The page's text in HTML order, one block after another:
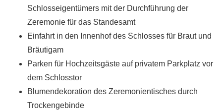
Schlosseigentümers mit der Durchführung der
Zeremonie für das Standesamt
Einfahrt in den Innenhof des Schlosses für Braut und
Bräutigam
Parken für Hochzeitsgäste auf privatem Parkplatz vor
dem Schlosstor
Blumendekoration des Zeremonientisches durch
Trockengebinde